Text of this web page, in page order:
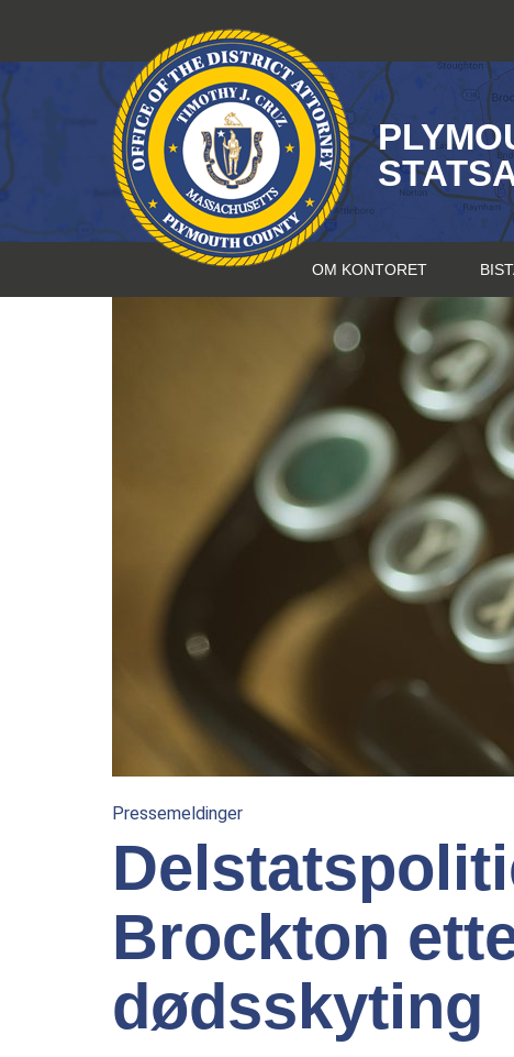
innhold
OM KONTORET
Pressemeldinger
Brockton
dødsskyting